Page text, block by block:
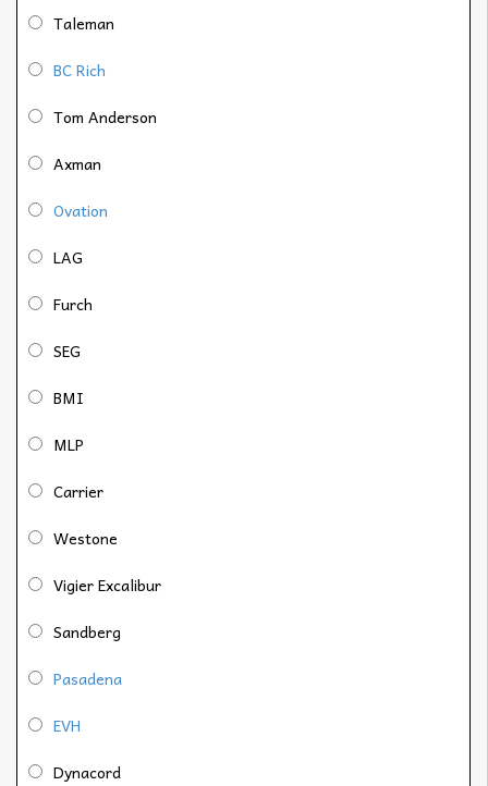
Taleman
BC Rich
Tom Anderson
Axman
Ovation
LAG
Furch
SEG
BMI
MLP
Carrier
Westone
Vigier Excalibur
Sandberg
Pasadena
EVH
Dynacord